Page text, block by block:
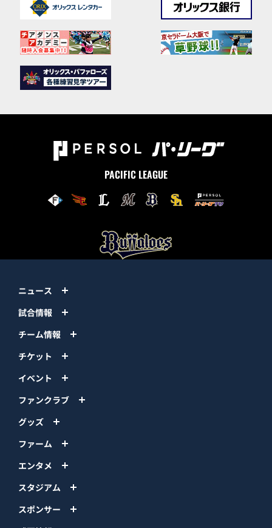
PACIFIC LEAGUE
ニュース
試合情報
チーム情報
チケット
イベント
ファンクラブ
グッズ
ファーム
エンタメ
スタジアム
スポンサー